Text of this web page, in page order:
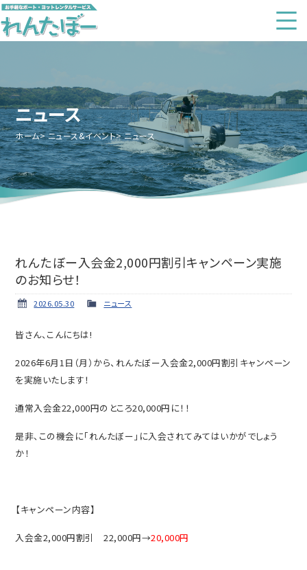
ニュース
ホーム ニュース&イベント ニュース
れんたぼー入会金2,000円割引キャンペーン実施
のお知らせ！
2026.05.30 ニュース
皆さん、こんにちは!
2026年6月1日（月）から、れんたぼー入会金2,000円割引キャンペーン
を実施いたします！
通常入会金22,000円のところ20,000円に！！
是非、この機会に「れんたぼー」に入会されてみてはいかがでしょう
か！
【キャンペーン内容】
入会金2,000円割引 22,000円→20,000円